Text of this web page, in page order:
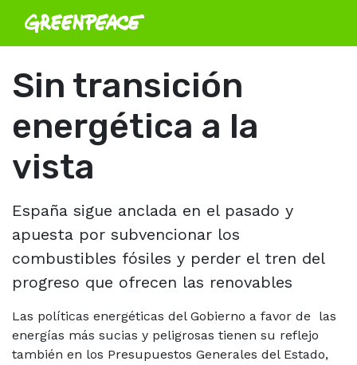
Sin transición
energética a la
vista
España sigue anclada en el pasado y
apuesta por subvencionar los
combustibles fósiles y perder el tren del
progreso que ofrecen las renovables
Las políticas energéticas del Gobierno a favor de las
energías más sucias y peligrosas tienen su reflejo
también en los Presupuestos Generales del Estado,